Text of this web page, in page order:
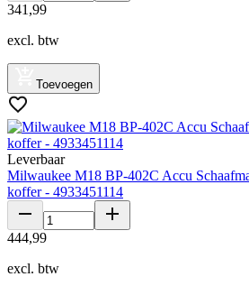
341 ,99
excl. btw
Toevoegen
Leverbaar
Milwaukee M18 BP-402C Accu
koffer - 4933451114
444,99
excl. btw